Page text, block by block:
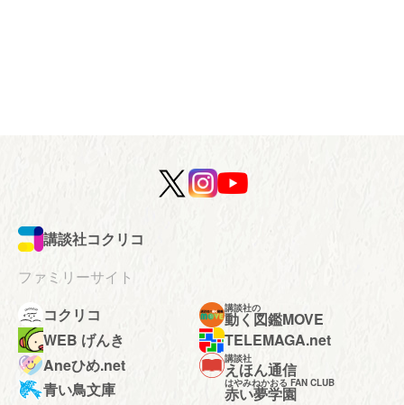
講談社コクリコ
ファミリーサイト
コクリコ
講談社の
動く図鑑MOVE
WEB げんき
TELEMAGA.net
Aneひめ.net
講談社
えほん通信
青い鳥文庫
はやみねかおる FAN CLUB
赤い夢学園